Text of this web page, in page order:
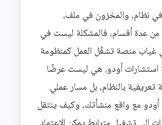
نظام، والمخزون في ملف،
من عدة أقسام، فالمشكلة ليست في
غياب منصة تشغّل العمل كمنظومة
استشارات أودو. هي ليست عرضًا
تعريفية بالنظام، بل مسار عملي
مع واقع منشأتك، وكيف ينتقل